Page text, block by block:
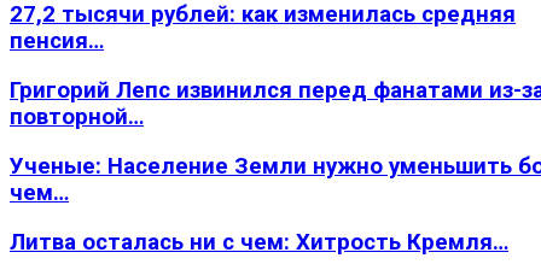
27,2 тысячи рублей: как изменилась средняя
пенсия…
Григорий Лепс извинился перед фанатами из-
повторной…
Ученые: Население Земли нужно уменьшить
чем…
Литва осталась ни с чем: Хитрость Кремля…